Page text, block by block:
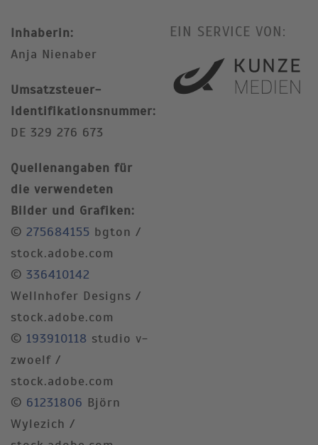
Inhaberin:
Anja Nienaber
Umsatzsteuer-
Identifikationsnummer:
DE 329 276 673
Quellenangaben für
die verwendeten
Bilder und Grafiken:
© 275684155 bgton /
stock.adobe.com
© 336410142
Wellnhofer Designs /
stock.adobe.com
© 193910118 studio v-
zwoelf /
stock.adobe.com
© 61231806 Björn
Wylezich /
EIN SERVICE VON: